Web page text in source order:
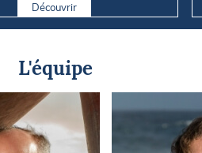
Découvrir
L'équipe